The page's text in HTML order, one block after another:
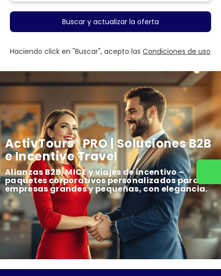
ActivTours® PRO | Soluciones B2B
e Incentive Travel
Alianzas B2B, MICE y viajes de incentivo –
paquetes corporativos personalizados para
empresas grandes y pequeñas, con elegancia.
Buscar y actualizar la oferta
Haciendo click en "Buscar", acepto las Condiciones de uso